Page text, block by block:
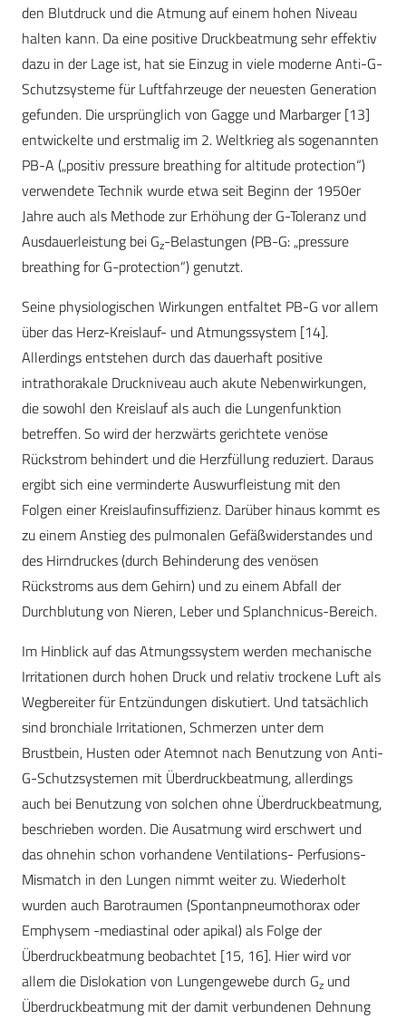
den Blutdruck und die Atmung auf einem hohen Niveau
halten kann. Da eine positive Druckbeatmung sehr effektiv
dazu in der Lage ist, hat sie Einzug in viele moderne Anti-G-
Schutzsysteme für Luftfahrzeuge der neuesten Generation
gefunden. Die ursprünglich von Gagge und Marbarger [13]
entwickelte und erstmalig im 2. Weltkrieg als sogenannten
PB-A („positiv pressure breathing for altitude protection“)
verwendete Technik wurde etwa seit Beginn der 1950er
Jahre auch als Methode zur Erhöhung der G-Toleranz und
Ausdauerleistung bei Gz-Belastungen (PB-G: „pressure
breathing for G-protection“) genutzt.
Seine physiologischen Wirkungen entfaltet PB-G vor allem
über das Herz-Kreislauf- und Atmungssystem [14].
Allerdings entstehen durch das dauerhaft positive
intrathorakale Druckniveau auch akute Nebenwirkungen,
die sowohl den Kreislauf als auch die Lungenfunktion
betreffen. So wird der herzwärts gerichtete venöse
Rückstrom behindert und die Herzfüllung reduziert. Daraus
ergibt sich eine verminderte Auswurfleistung mit den
Folgen einer Kreislaufinsuffizienz. Darüber hinaus kommt es
zu einem Anstieg des pulmonalen Gefäßwiderstandes und
des Hirndruckes (durch Behinderung des venösen
Rückstroms aus dem Gehirn) und zu einem Abfall der
Durchblutung von Nieren, Leber und Splanchnicus-Bereich.
Im Hinblick auf das Atmungssystem werden mechanische
Irritationen durch hohen Druck und relativ trockene Luft als
Wegbereiter für Entzündungen diskutiert. Und tatsächlich
sind bronchiale Irritationen, Schmerzen unter dem
Brustbein, Husten oder Atemnot nach Benutzung von Anti-
G-Schutzsystemen mit Überdruckbeatmung, allerdings
auch bei Benutzung von solchen ohne Überdruckbeatmung,
beschrieben worden. Die Ausatmung wird erschwert und
das ohnehin schon vorhandene Ventilations- Perfusions-
Mismatch in den Lungen nimmt weiter zu. Wiederholt
wurden auch Barotraumen (Spontanpneumothorax oder
Emphysem -mediastinal oder apikal) als Folge der
Überdruckbeatmung beobachtet [15, 16]. Hier wird vor
allem die Dislokation von Lungengewebe durch Gz und
Überdruckbeatmung mit der damit verbundenen Dehnung